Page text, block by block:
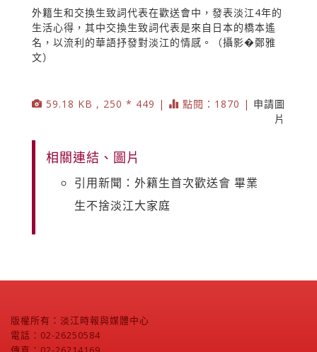
外籍生和交換生致詞代表在歡送會中，發表淡江4年的
生活心得，其中交換生致詞代表是來自日本的橋本遙
名，以流利的華語抒發對淡江的情感。（攝影�鄭雅
文）
59.18 KB , 250 * 449 | 點閱：1870 | 申請圖
片
相關連結、圖片
引用新聞：外籍生首次歡送會 畢業
生不捨淡江大家庭
版權所有：淡江時報與媒體中心
電話：02-26250584